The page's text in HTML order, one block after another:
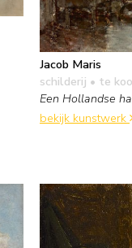
Jacob Maris
schilderij • te
Een Hollandse
bekijk kunstwerk